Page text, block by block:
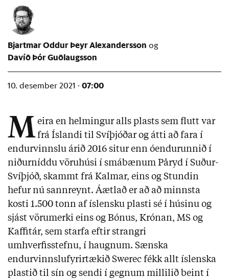
Bjartmar Oddur Þeyr Alexandersson
Davíð Þór Guðlaugsson
10. desember 2021 · 07:00
Meira en helmingur alls plasts sem flutt var
frá Íslandi til Svíþjóðar og átti að fara í
endurvinnslu árið 2016 situr enn óendurunnið í
niðurníddu vöruhúsi í smábænum Påryd í Suður-
Svíþjóð, skammt frá Kalmar, eins og Stundin
hefur nú sannreynt. Áætlað er að að minnsta
kosti 1.500 tonn af íslensku plasti sé í húsinu og
sjást vörumerki eins og Bónus, Krónan, MS og
Kaffitár, sem starfa eftir strangri
umhverfisstefnu, í haugnum. Sænska
endurvinnslufyrirtækið Swerec fékk allt íslenska
plastið til sín og sendi í gegnum millilið beint í